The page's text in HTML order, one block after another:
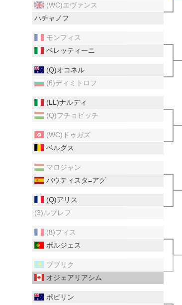
(WC)エヴァンス
ハチャノフ
モンフィス
ベレッティーニ
(Q)オコネル
(6)ディミトロフ
(LL)ナルディ
(Q)フチョビッチ
(WC)ドゥガズ
ベルグス
マロジャン
バウティスタ=アグ
(Q)アリス
(3)ルブレフ
(8)フィス
ボルジェス
ブブリク
オジェアリアシム
ポピリン